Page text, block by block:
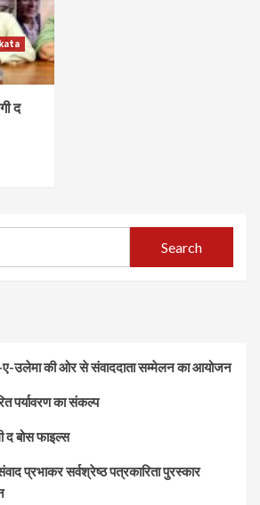
द
उलेमा की ओर से संवाददाता सम्मेलन का आयोजन
पर्यावरण का संकल्प
द बोस फाइल्स
प्रभाकर सर्वश्रेष्ठ पत्रकारिता पुरस्कार